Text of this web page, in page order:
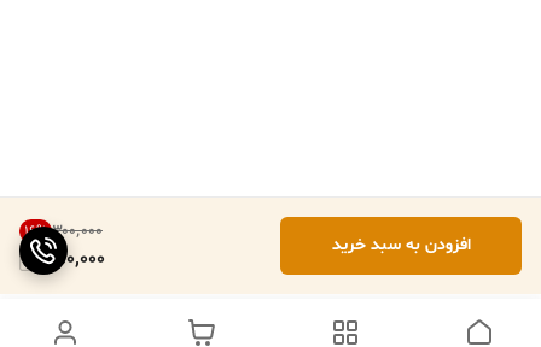
۳۰۰٬۰۰۰ 16%
250,000
افزودن به سبد خرید